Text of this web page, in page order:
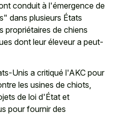
conduit à l'émergence de
dans plusieurs États
propriétaires de chiens
dont leur éleveur a peut-
Unis a critiqué l'AKC pour
les usines de chiots,
de loi d'État et
pour fournir des